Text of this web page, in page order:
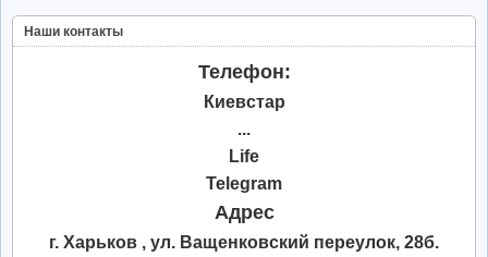
Наши контакты
Телефон:
Киевстар
...
Life
Telegram
Адрес
г. Харьков , ул. Ващенковский переулок, 28б.